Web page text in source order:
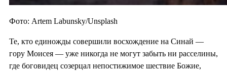
Фото: Artem Labunsky/Unsplash
Те, кто единожды совершили восхождение на Синай —
гору Моисея — уже никогда не могут забыть ни расселины,
где боговидец созерцал непостижимое шествие Божие,